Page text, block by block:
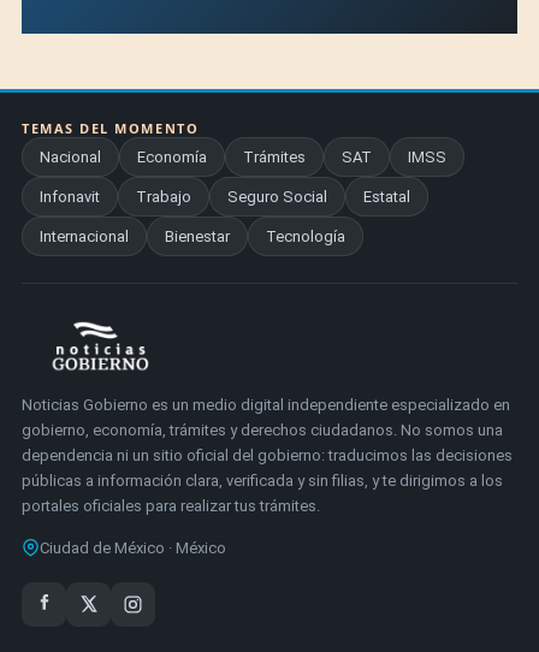
TEMAS DEL MOMENTO
Nacional
Economía Trámites SAT IMSS
Infonavit Trabajo Seguro Social Estatal
Internacional Bienestar Tecnología
Noticias Gobierno es un medio digital independiente especializado en
gobierno, economía, trámites y derechos ciudadanos. No somos una
dependencia ni un sitio oficial del gobierno: traducimos las decisiones
públicas a información clara, verificada y sin filias, y te dirigimos a los
portales oficiales para realizar tus trámites.
Ciudad de México · México